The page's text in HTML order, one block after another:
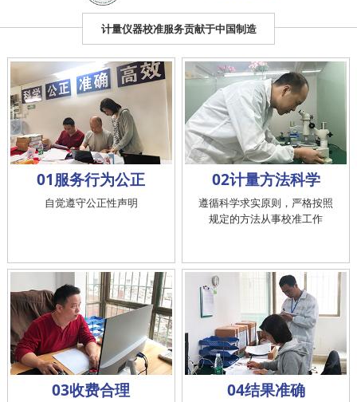
计量仪器校准服务贡献于中国制造
01服务行为公正
自觉遵守公正性声明
02计量方法科学
遵循科学求实原则，严格按照
规定的方法从事校准工作
03收费合理 04结果准确